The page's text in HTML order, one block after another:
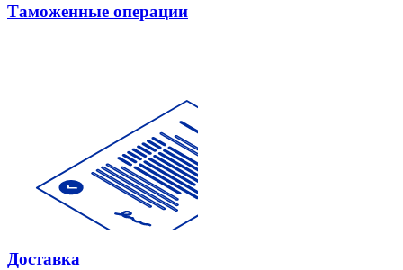
Таможенные операции
Доставка